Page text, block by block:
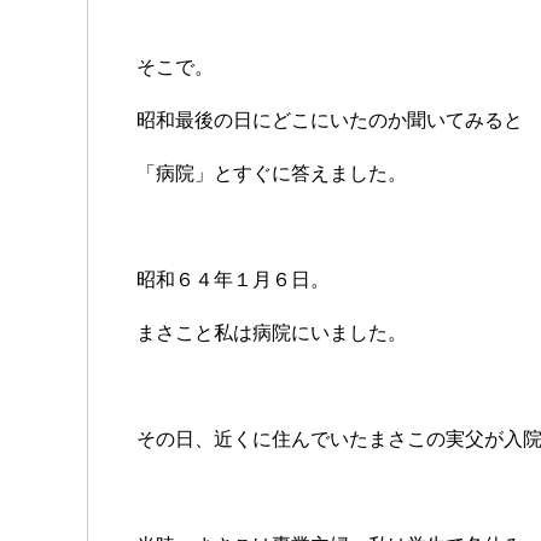
そこで。
昭和最後の日にどこにいたのか聞いてみると
「病院」とすぐに答えました。
昭和６４年１月６日。
まさこと私は病院にいました。
その日、近くに住んでいたまさこの実父が入